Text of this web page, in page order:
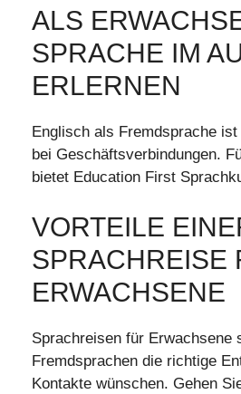
ALS
SPRACHE IM
ERLERNEN
Englisch als Fremdsprache
bei Geschäftsverbindungen.
bietet Education First
VORTEILE
SPRACHREISE
ERWACHSENE
Sprachreisen für Erwachsene
Fremdsprachen die richtige
Kontakte wünschen. Gehen